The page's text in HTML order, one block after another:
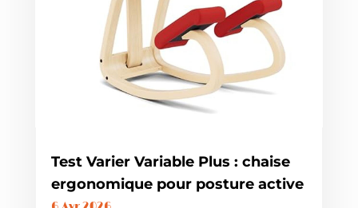
Test Varier Variable Plus : chaise
ergonomique pour posture active